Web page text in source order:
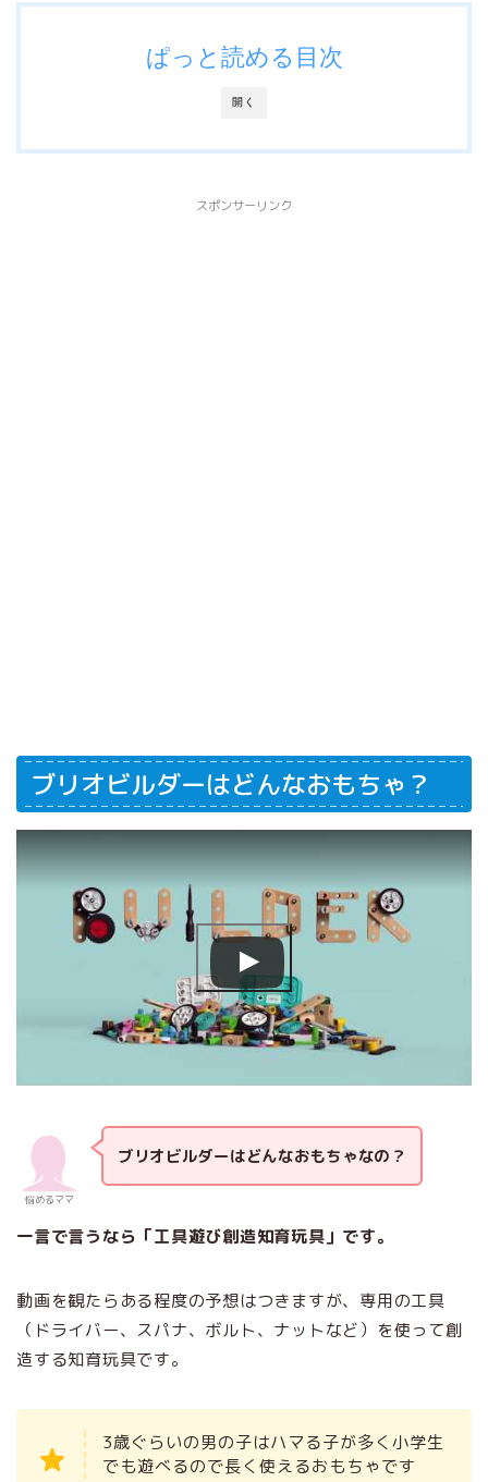
開く
ぱっと読める目次
スポンサーリンク
ブリオビルダーはどんなおもちゃ？
悩めるママ
ブリオビルダーはどんなおもちゃなの？
一言で言うなら「工具遊び創造知育玩具」です。
動画を観たらある程度の予想はつきますが、専用の工具
（ドライバー、スパナ、ボルト、ナットなど）を使って創
造する知育玩具です。
3歳ぐらいの男の子はハマる子が多く小学生
でも遊べるので長く使えるおもちゃです